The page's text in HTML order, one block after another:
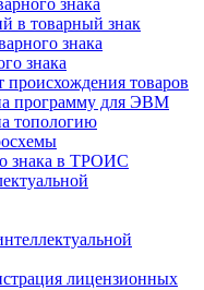
знака
в товарный знак
знака
знака
товаров
программу для ЭВМ
топологию
знака в ТРОИС
лицензионных